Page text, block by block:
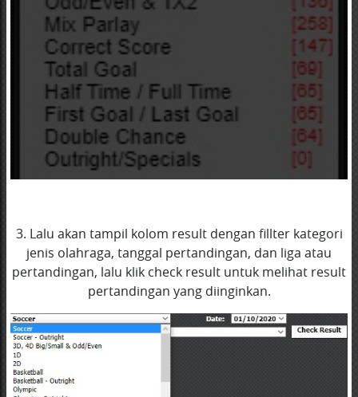
3. Lalu akan tampil kolom result dengan fillter kategori
jenis olahraga, tanggal pertandingan, dan liga atau
pertandingan, lalu klik check result untuk melihat result
pertandingan yang diinginkan.